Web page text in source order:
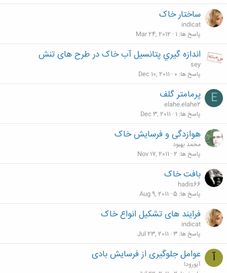
ساختار خاک
indicat
پاسخ ها 1
Mar 24, 2012
اندازه گيري پتانسيل آب خاک در طرح های تنش
sey
پاسخ ها 0
Dec 10, 2011
E پرمامتر گلف
elahe.elahe2
پاسخ ها 1
Dec 3, 2011
هوازدگی و فرسایش خاک
محمد بهبود
پاسخ ها 2
Nov 17, 2011
بافت خاک
hadis66
پاسخ ها 5
Aug 9, 2011
فرایند های تشکیل انواع خاک
indicat
پاسخ ها 3
Jul 23, 2011
آ عوامل جلوگیری از فرسایش بادی
آیورودا